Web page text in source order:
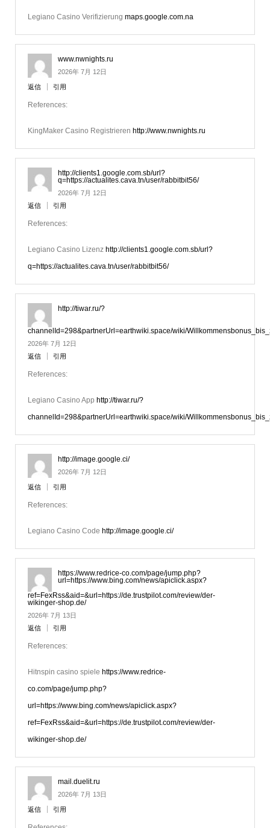
Legiano Casino Verifizierung maps.google.com.na
www.nwnights.ru
2026年 7月 12日
返信 引用
References:
KingMaker Casino Registrieren http://www.nwnights.ru
http://clients1.google.com.sb/url?
q=https://actualites.cava.tn/user/rabbitbit56/
2026年 7月 12日
返信
引用
References:
Legiano Casino Lizenz http://clients1.google.com.sb/url?
q=https://actualites.cava.tn/user/rabbitbit56/
http://tiwar.ru/?
channelId=298&partnerUrl=earthwiki.space/wiki/
2026年 7月 12日
返信
引用
References:
Legiano Casino App http://tiwar.ru/?
channelId=298&partnerUrl=earthwiki.space/wiki/
http://image.google.ci/
2026年 7月 12日
返信 引用
References:
Legiano Casino Code http://image.google.ci/
https://www.redrice-co.com/page/jump.php?
url=https://www.bing.com/news/apiclick.aspx?
ref=FexRss&aid=&url=https://de.trustpilot.com/review/der-
wikinger-shop.de/
2026年 7月 13日
返信
引用
References:
Hitnspin casino spiele https://www.redrice-
co.com/page/jump.php?
url=https://www.bing.com/news/apiclick.aspx?
ref=FexRss&aid=&url=https://de.trustpilot.com/review/der-
wikinger-shop.de/
mail.duelit.ru
2026年 7月 13日
返信 引用